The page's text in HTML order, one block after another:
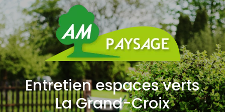
Entretien espaces verts
La Grand-Croix